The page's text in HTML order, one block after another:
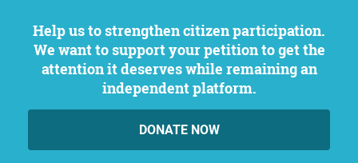
Help us to strengthen citizen participation.
We want to support your petition to get the
attention it deserves while remaining an
independent platform.
DONATE NOW